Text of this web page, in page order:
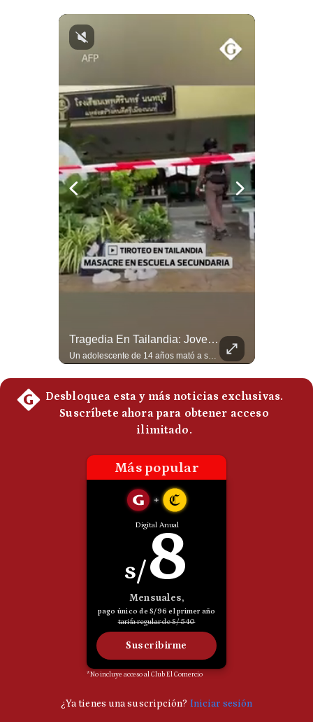
Tragedia En Tailandia: Joven De 14 Años Ataca A Su Familia Y Colegio | Gestión Mundo
Un adolescente de 14 años mató a sus abuelos y luego atacó su colegio de secundaria en Tailandia, dejando cinco fallecidos adicionales y más de 30 heridos antes de quitarse la vida. Según las autoridades y el primer ministro Anutin Charnvirakul, el hecho habría sido motivado por estrés académico extremo. El suceso reabre el debate sobre la alta posesión de armas de fuego en el país asiático. #Tailandia #Noticias #UltimaHora #NoticiasInternacionales #Shorts 👉 Suscríbete y activa la campana para no perderte nuestro análisis diario. 🌎 Síguenos en nuestras redes sociales: 📌 Web oficial: https://gestion.pe/mundo/ 📌 LinkedIn: http://bit.ly/3HYIET0 📌 X (Twitter): http://bit.ly/4noZtX9 📌 TikTok: http://bit.ly/4evB6TO